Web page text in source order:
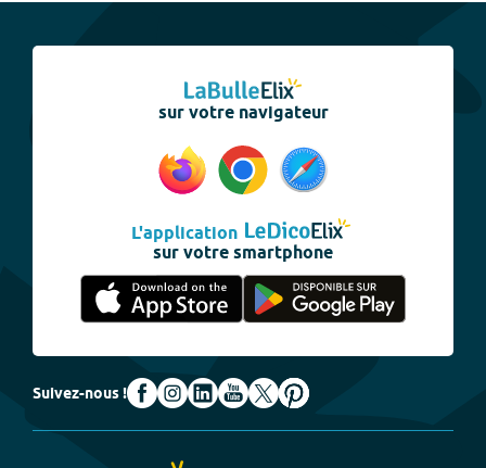
sur votre navigateur
L'application
sur votre smartphone
Suivez-nous !